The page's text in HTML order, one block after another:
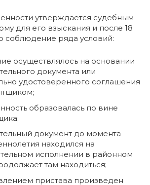
утверждается судебным
для его взыскания и после 18
соблюдение ряда условий:
осуществлялось на основании
документа или
удостоверенного соглашения
образовалась по вине
документ до момента
находился на
исполнении в районном
там находиться;
пристава произведен